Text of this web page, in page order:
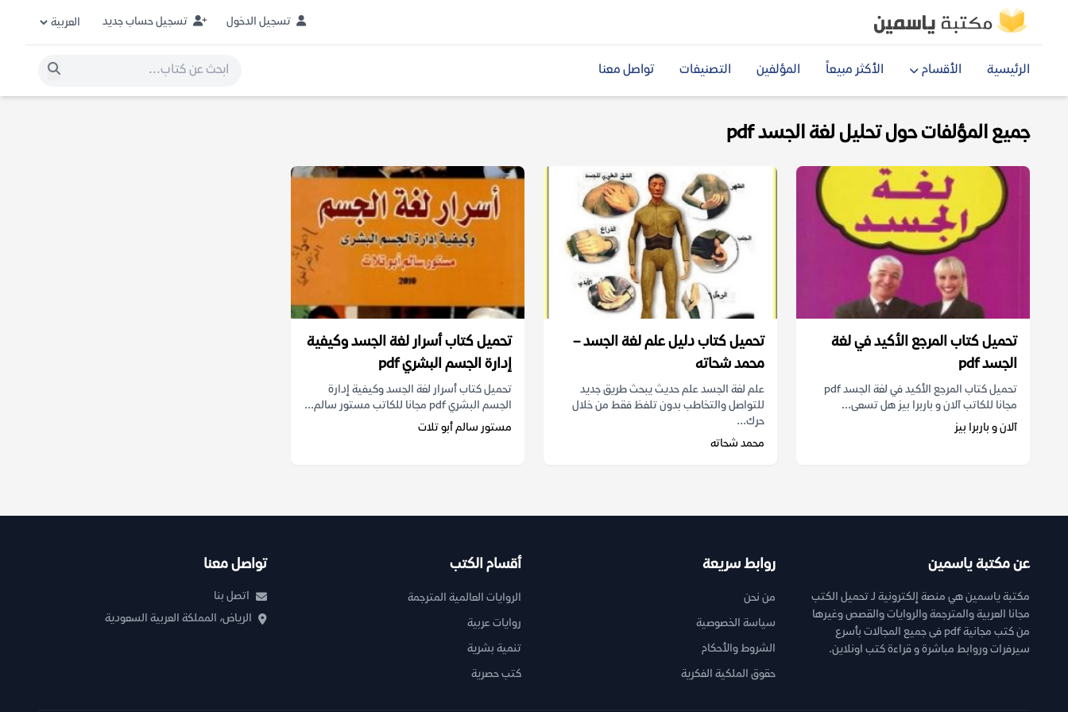
تسجيل الدخول تسجيل حساب جديد
الرئيسية الأقسام الأكثر مبيعاً المؤلفين التصنيفات تواصل معنا
جميع المؤلفات حول تحليل لغة الجسد pdf
تحميل كتاب المرجع الأكيد في لغة
الجسد pdf
تحميل كتاب المرجع الأكيد في لغة الجسد pdf
مجانا للكاتب آلان و باربرا بيز هل تسعى...
آلان و باربرا بيز
تحميل كتاب دليل علم لغة الجسد –
محمد شحاته
علم لغة الجسد علم حديث يبحث طريق جديد
للتواصل والتخاطب بدون تلفظ فقط من خلال
حرك...
محمد شحاته
تحميل كتاب أسرار لغة الجسد وكيفية
إدارة الجسم البشري pdf
تحميل كتاب أسرار لغة الجسد وكيفية إدارة
الجسم البشري pdf مجانا للكاتب مستور سالم...
مستور سالم أبو تلات
عن مكتبة ياسمين
مكتبة ياسمين هي منصة إلكترونية لـ تحميل الكتب
مجانا العربية والمترجمة والروايات والقصص وغيرها
من كتب مجانية pdf فى جميع المجالات بأسرع
سيرفرات وروابط مباشرة و قراءة كتب اونلاين.
روابط سريعة
من نحن
سياسة الخصوصية
الشروط والأحكام
حقوق الملكية الفكرية
أقسام الكتب
الروايات العالمية المترجمة
روايات عربية
تنمية بشرية
كتب حصرية
تواصل معنا
اتصل بنا
الرياض، المملكة العربية السعودية